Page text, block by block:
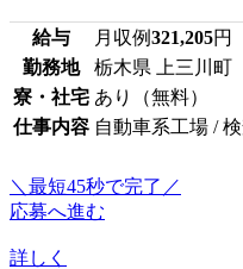
給与 月収例321,205円
勤務地
栃木県 上三川町
寮・社宅 あり（無料）
仕事内容 自動車系工場 /
＼最短45秒で完了／
応募へ進む
詳しく